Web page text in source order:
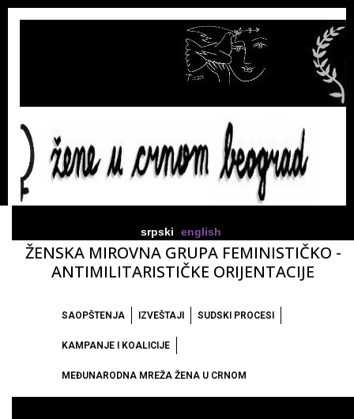
srpski english
ŽENSKA MIROVNA GRUPA FEMINISTIČKO -
ANTIMILITARISTIČKE ORIJENTACIJE
SAOPŠTENJA IZVEŠTAJI SUDSKI PROCESI
KAMPANJE I KOALICIJE
MEĐUNARODNA MREŽA ŽENA U CRNOM